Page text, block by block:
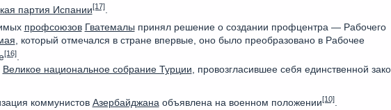
партия Испании[17].
профсоюзов Гватемалы принял решение о создании профцентра — Рабочего
, который отмечался в стране впервые, оно было преобразовано в Рабочее
[16].
Великое национальное собрание Турции, провозгласившее себя единственной
коммунистов Азербайджана объявлена на военном положении[10].